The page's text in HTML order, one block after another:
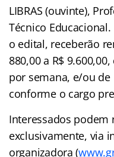
LIBRAS (ouvinte),
Técnico
o edital, receberão
880,00 a R$
por semana, e/ou de
conforme o cargo
Interessados podem
exclusivamente, via
organizadora (